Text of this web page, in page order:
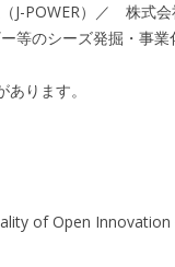
J-POWER）／ 株式会
のシーズ発掘・事業
ります。
of Open